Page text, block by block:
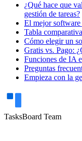
¿Qué hace que
gestión de tareas?
El mejor software
Tabla
Cómo elegir un
Gratis vs. Pago:
Funciones de IA
Preguntas
Empieza con la
TasksBoard Team